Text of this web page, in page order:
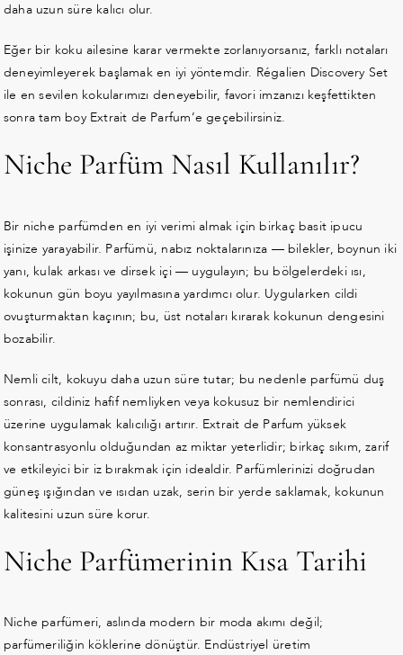
daha uzun süre kalıcı olur.
Eğer bir koku ailesine karar vermekte zorlanıyorsanız, farklı notaları
deneyimleyerek başlamak en iyi yöntemdir. Régalien Discovery Set
ile en sevilen kokularımızı deneyebilir, favori imzanızı keşfettikten
sonra tam boy Extrait de Parfum’e geçebilirsiniz.
Niche Parfüm Nasıl Kullanılır?
Bir niche parfümden en iyi verimi almak için birkaç basit ipucu
işinize yarayabilir. Parfümü, nabız noktalarınıza — bilekler, boynun iki
yanı, kulak arkası ve dirsek içi — uygulayın; bu bölgelerdeki ısı,
kokunun gün boyu yayılmasına yardımcı olur. Uygularken cildi
ovuşturmaktan kaçının; bu, üst notaları kırarak kokunun dengesini
bozabilir.
Nemli cilt, kokuyu daha uzun süre tutar; bu nedenle parfümü duş
sonrası, cildiniz hafif nemliyken veya kokusuz bir nemlendirici
üzerine uygulamak kalıcılığı artırır. Extrait de Parfum yüksek
konsantrasyonlu olduğundan az miktar yeterlidir; birkaç sıkım, zarif
ve etkileyici bir iz bırakmak için idealdir. Parfümlerinizi doğrudan
güneş ışığından ve ısıdan uzak, serin bir yerde saklamak, kokunun
kalitesini uzun süre korur.
Niche Parfümerinin Kısa Tarihi
Niche parfümeri, aslında modern bir moda akımı değil;
parfümeriliğin köklerine dönüştür. Endüstriyel üretim